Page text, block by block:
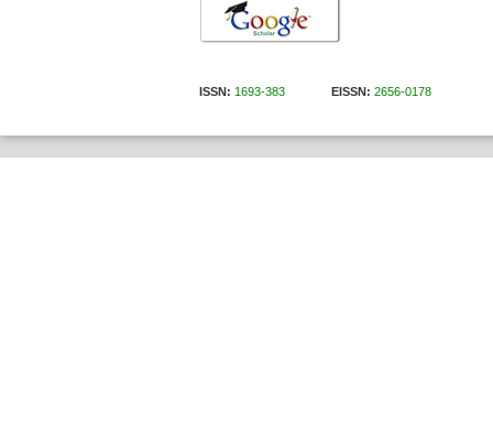
ISSN: 1693-383 EISSN: 2656-0178